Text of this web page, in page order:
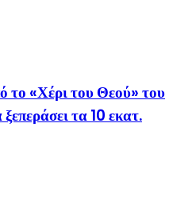
το «Χέρι του Θεού» του
τα 10 εκατ.